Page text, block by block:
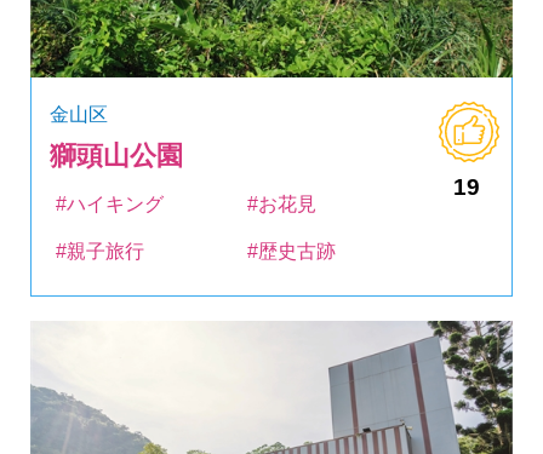
金山区
獅頭山公園
19
#ハイキング #お花見
#親子旅行 #歴史古跡